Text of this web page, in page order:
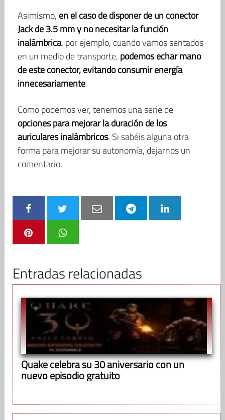
Asimismo, en el caso de disponer de un conector
Jack de 3.5 mm y no necesitar la función
inalámbrica, por ejemplo, cuando vamos sentados
en un medio de transporte, podemos echar mano
de este conector, evitando consumir energía
innecesariamente.
Como podemos ver, tenemos una serie de
opciones para mejorar la duración de los
auriculares inalámbricos. Si sabéis alguna otra
forma para mejorar su autonomía, dejarnos un
comentario.
Entradas relacionadas
Quake celebra su 30 aniversario con un
nuevo episodio gratuito